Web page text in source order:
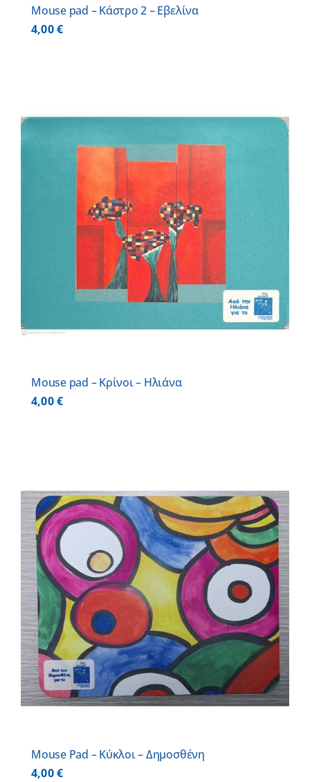
Mouse pad – Κάστρο 2 – Εβελίνα
4,00€
Mouse pad – Κρίνοι – Ηλιάνα
4,00€
Mouse Pad – Κύκλοι – Δημοσθένη
4,00€